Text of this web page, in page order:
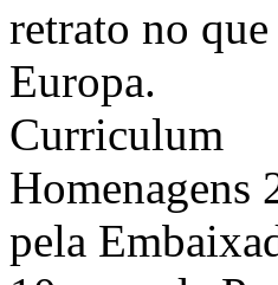
retrato no
Europa.
Curriculum
Homenagens
pela